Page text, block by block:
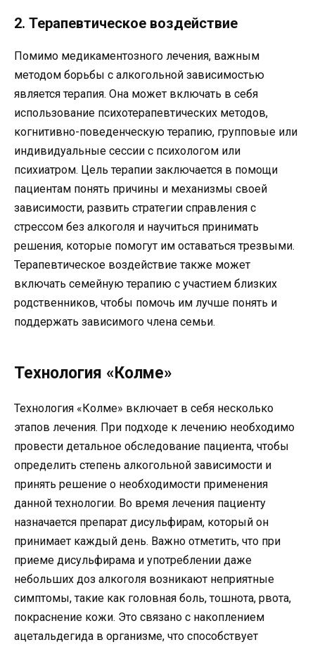
2. Терапевтическое воздействие
Помимо медикаментозного лечения, важным
методом борьбы с алкогольной зависимостью
является терапия. Она может включать в себя
использование психотерапевтических методов,
когнитивно-поведенческую терапию, групповые или
индивидуальные сессии с психологом или
психиатром. Цель терапии заключается в помощи
пациентам понять причины и механизмы своей
зависимости, развить стратегии справления с
стрессом без алкоголя и научиться принимать
решения, которые помогут им оставаться трезвыми.
Терапевтическое воздействие также может
включать семейную терапию с участием близких
родственников, чтобы помочь им лучше понять и
поддержать зависимого члена семьи.
Технология «Колме»
Технология «Колме» включает в себя несколько
этапов лечения. При подходе к лечению необходимо
провести детальное обследование пациента, чтобы
определить степень алкогольной зависимости и
принять решение о необходимости применения
данной технологии. Во время лечения пациенту
назначается препарат дисульфирам, который он
принимает каждый день. Важно отметить, что при
приеме дисульфирама и употреблении даже
небольших доз алкоголя возникают неприятные
симптомы, такие как головная боль, тошнота, рвота,
покраснение кожи. Это связано с накоплением
ацетальдегида в организме, что способствует